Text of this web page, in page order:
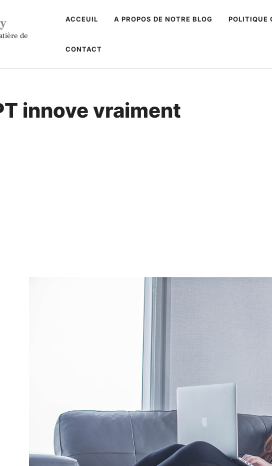
de
ACCEUIL A PROPOS DE NOTRE BLOG POLITIQUE
CONTACT
innove vraiment